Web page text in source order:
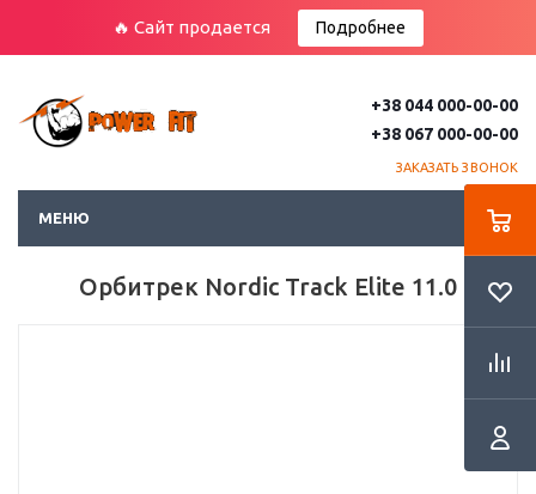
🔥 Сайт продается Подробнее
+38 044 000-00-00
+38 067 000-00-00
ЗАКАЗАТЬ ЗВОНОК
МЕНЮ
Орбитрек Nordic Track Elite 11.0